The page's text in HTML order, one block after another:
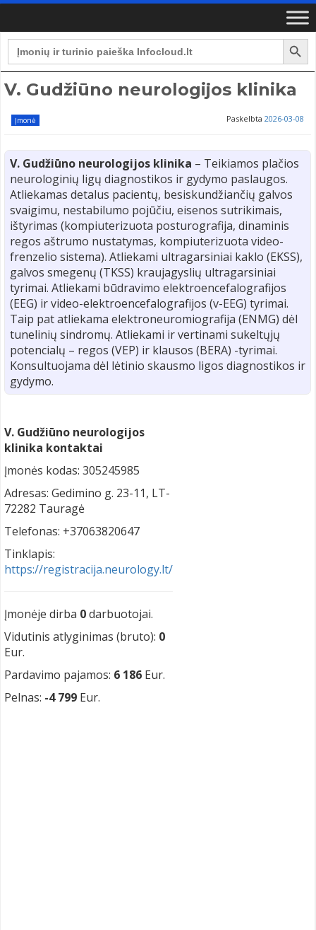
Search
for:
Search Button
V. Gudžiūno neurologijos klinika
Įmonė Paskelbta 2026-03-08
V. Gudžiūno neurologijos klinika – Teikiamos plačios
neurologinių ligų diagnostikos ir gydymo paslaugos.
Atliekamas detalus pacientų, besiskundžiančių galvos
svaigimu, nestabilumo pojūčiu, eisenos sutrikimais,
ištyrimas (kompiuterizuota posturografija, dinaminis
regos aštrumo nustatymas, kompiuterizuota video-
frenzelio sistema). Atliekami ultragarsiniai kaklo (EKSS),
galvos smegenų (TKSS) kraujagyslių ultragarsiniai
tyrimai. Atliekami būdravimo elektroencefalografijos
(EEG) ir video-elektroencefalografijos (v-EEG) tyrimai.
Taip pat atliekama elektroneuromiografija (ENMG) dėl
tunelinių sindromų. Atliekami ir vertinami sukeltųjų
potencialų – regos (VEP) ir klausos (BERA) -tyrimai.
Konsultuojama dėl lėtinio skausmo ligos diagnostikos ir
gydymo.
V. Gudžiūno neurologijos
klinika kontaktai
Įmonės kodas: 305245985
Adresas: Gedimino g. 23-11, LT-
72282 Tauragė
Telefonas: +37063820647
Tinklapis:
https://registracija.neurology.lt/
Įmonėje dirba 0darbuotojai.
Vidutinis atlyginimas (bruto): 0
Eur.
Pardavimo pajamos: 6 186 Eur.
Pelnas: -4 799 Eur.